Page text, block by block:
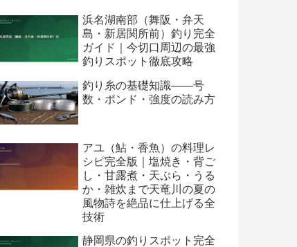
浜名湖南部（舞阪・弁天
島・新居関所前）釣り完全
ガイド｜今切口周辺の最強
釣りスポット徹底攻略
釣り糸の基礎知識——号
数・ポンド・強度の読み方
アユ（鮎・香魚）の料理レ
シピ完全版｜塩焼き・背ご
し・甘露煮・天ぷら・うる
か・雑炊まで天竜川の夏の
風物詩を絶品に仕上げる全
技術
静岡県の釣りスポット完全